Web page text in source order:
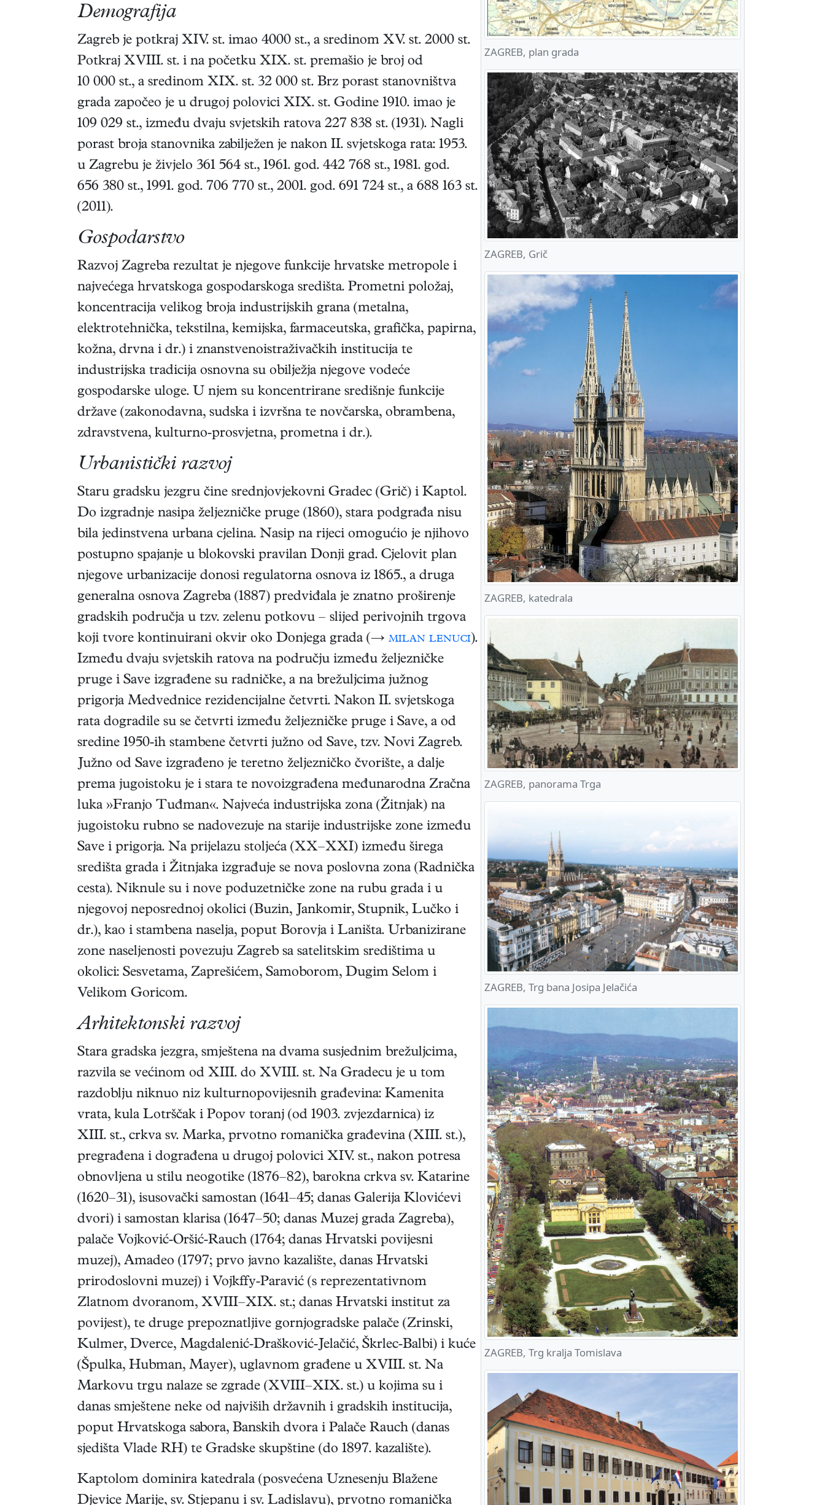
ZAGREB, plan grada
ZAGREB, Grič
ZAGREB, katedrala
ZAGREB, panorama Trga
ZAGREB, Trg bana Josipa Jelačića
ZAGREB, Trg kralja Tomislava
Demografija
Zagreb je potkraj XIV. st. imao 4000 st., a sredinom XV. st. 2000 st.
Potkraj XVIII. st. i na početku XIX. st. premašio je broj od
10 000 st., a sredinom XIX. st. 32 000 st. Brz porast stanovništva
grada započeo je u drugoj polovici XIX. st. Godine 1910. imao je
109 029 st., između dvaju svjetskih ratova 227 838 st. (1931). Nagli
porast broja stanovnika zabilježen je nakon II. svjetskoga rata: 1953.
u Zagrebu je živjelo 361 564 st., 1961. god. 442 768 st., 1981. god.
656 380 st., 1991. god. 706 770 st., 2001. god. 691 724 st., a 688 163 st.
(2011).
Gospodarstvo
Razvoj Zagreba rezultat je njegove funkcije hrvatske metropole i
najvećega hrvatskoga gospodarskoga središta. Prometni položaj,
koncentracija velikog broja industrijskih grana (metalna,
elektrotehnička, tekstilna, kemijska, farmaceutska, grafička, papirna,
kožna, drvna i dr.) i znanstvenoistraživačkih institucija te
industrijska tradicija osnovna su obilježja njegove vodeće
gospodarske uloge. U njem su koncentrirane središnje funkcije
države (zakonodavna, sudska i izvršna te novčarska, obrambena,
zdravstvena, kulturno-prosvjetna, prometna i dr.).
Urbanistički razvoj
Staru gradsku jezgru čine srednjovjekovni Gradec (Grič) i Kaptol.
Do izgradnje nasipa željezničke pruge (1860), stara podgrađa nisu
bila jedinstvena urbana cjelina. Nasip na rijeci omogućio je njihovo
postupno spajanje u blokovski pravilan Donji grad. Cjelovit plan
njegove urbanizacije donosi regulatorna osnova iz 1865., a druga
generalna osnova Zagreba (1887) predviđala je znatno proširenje
gradskih područja u tzv. zelenu potkovu – slijed perivojnih trgova
koji tvore kontinuirani okvir oko Donjega grada (→ milan lenuci).
Između dvaju svjetskih ratova na području između željezničke
pruge i Save izgrađene su radničke, a na brežuljcima južnog
prigorja Medvednice rezidencijalne četvrti. Nakon II. svjetskoga
rata dogradile su se četvrti između željezničke pruge i Save, a od
sredine 1950-ih stambene četvrti južno od Save, tzv. Novi Zagreb.
Južno od Save izgrađeno je teretno željezničko čvorište, a dalje
prema jugoistoku je i stara te novoizgrađena međunarodna Zračna
luka »Franjo Tuđman«. Najveća industrijska zona (Žitnjak) na
jugoistoku rubno se nadovezuje na starije industrijske zone između
Save i prigorja. Na prijelazu stoljeća (XX–XXI) između širega
središta grada i Žitnjaka izgrađuje se nova poslovna zona (Radnička
cesta). Niknule su i nove poduzetničke zone na rubu grada i u
njegovoj neposrednoj okolici (Buzin, Jankomir, Stupnik, Lučko i
dr.), kao i stambena naselja, poput Borovja i Laništa. Urbanizirane
zone naseljenosti povezuju Zagreb sa satelitskim središtima u
okolici: Sesvetama, Zaprešićem, Samoborom, Dugim Selom i
Velikom Goricom.
Arhitektonski razvoj
Stara gradska jezgra, smještena na dvama susjednim brežuljcima,
razvila se većinom od XIII. do XVIII. st. Na Gradecu je u tom
razdoblju niknuo niz kulturnopovijesnih građevina: Kamenita
vrata, kula Lotrščak i Popov toranj (od 1903. zvjezdarnica) iz
XIII. st., crkva sv. Marka, prvotno romanička građevina (XIII. st.),
pregrađena i dograđena u drugoj polovici XIV. st., nakon potresa
obnovljena u stilu neogotike (1876–82), barokna crkva sv. Katarine
(1620–31), isusovački samostan (1641–45; danas Galerija Klovićevi
dvori) i samostan klarisa (1647–50; danas Muzej grada Zagreba),
palače Vojković-Oršić-Rauch (1764; danas Hrvatski povijesni
muzej), Amadeo (1797; prvo javno kazalište, danas Hrvatski
prirodoslovni muzej) i Vojkffy-Paravić (s reprezentativnom
Zlatnom dvoranom, XVIII–XIX. st.; danas Hrvatski institut za
povijest), te druge prepoznatljive gornjogradske palače (Zrinski,
Kulmer, Dverce, Magdalenić-Drašković-Jelačić, Škrlec-Balbi) i kuće
(Špulka, Hubman, Mayer), uglavnom građene u XVIII. st. Na
Markovu trgu nalaze se zgrade (XVIII–XIX. st.) u kojima su i
danas smještene neke od najviših državnih i gradskih institucija,
poput Hrvatskoga sabora, Banskih dvora i Palače Rauch (danas
sjedišta Vlade RH) te Gradske skupštine (do 1897. kazalište).
Kaptolom dominira katedrala (posvećena Uznesenju Blažene
Djevice Marije, sv. Stjepanu i sv. Ladislavu), prvotno romanička